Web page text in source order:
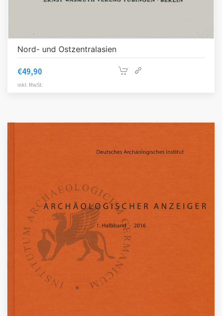
Nord- und Ostzentralasien
€49,90
inkl. MwSt.